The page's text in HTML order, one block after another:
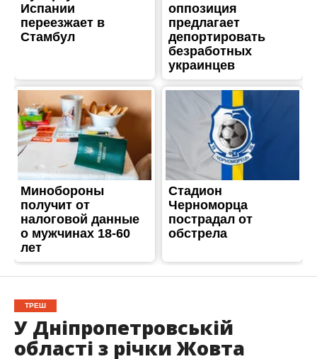
ТРЕШ
У Дніпропетровській
області з річки Жовта